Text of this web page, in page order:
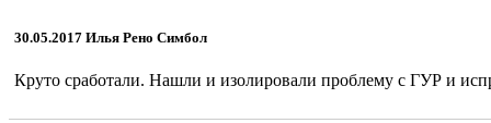
30.05.2017 Илья Рено Симбол
Круто сработали. Нашли и изолировали проблему с ГУР и